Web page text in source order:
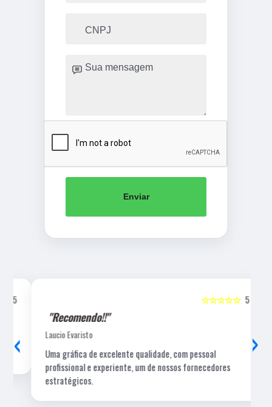
Enviar
5
☆☆☆☆☆
"Recomendo!!"
Laucio Evaristo
Uma gráfica de excelente qualidade, com pessoal
profissional e experiente, um de nossos fornecedores
estratégicos.
‹ ›